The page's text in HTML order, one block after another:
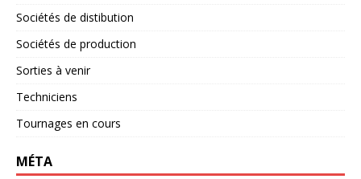
Sociétés de distibution
Sociétés de production
Sorties à venir
Techniciens
Tournages en cours
MÉTA